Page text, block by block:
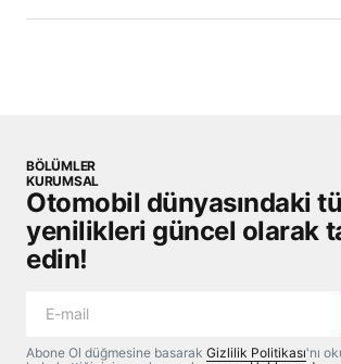
BÖLÜMLER
KURUMSAL
Otomobil dünyasındaki
yenilikleri güncel olarak
edin!
Abone Ol düğmesine basarak Gizlilik Politikası'nı